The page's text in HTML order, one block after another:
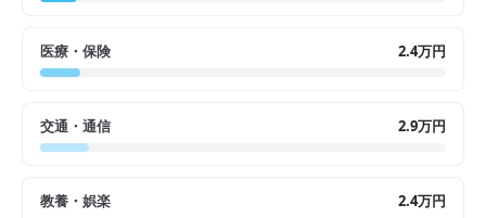
医療・保険 2.4万円
交通・通信 2.9万円
教養・娯楽 2.4万円